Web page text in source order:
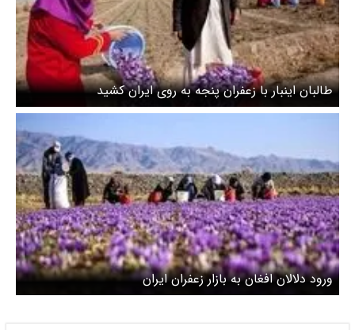
طالبان اینبار با زعفران پنجه به روی ایران کشید
ورود دلالان افغان به بازار زعفران ایران